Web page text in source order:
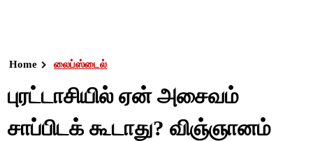
Home லைப்ஸ்டைல்
புரட்டாசியில் ஏன் அசைவம்
சாப்பிடக் கூடாது? விஞ்ஞானம்